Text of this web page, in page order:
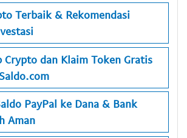
Terbaik & Rekomendasi
Crypto dan Klaim Token Gratis
PayPal ke Dana & Bank
Aman